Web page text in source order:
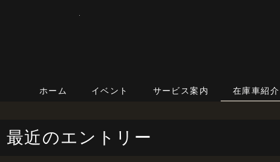
ホーム イベント サービス案内 在庫車紹介
最近のエントリー